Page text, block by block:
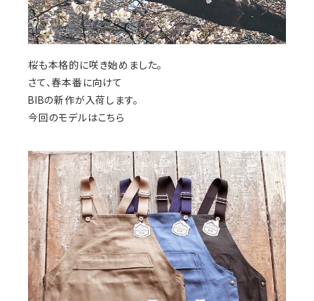
桜も本格的に咲き始めました。
さて、春本番に向けて
BIBの新作が入荷します。
今回のモデルはこちら